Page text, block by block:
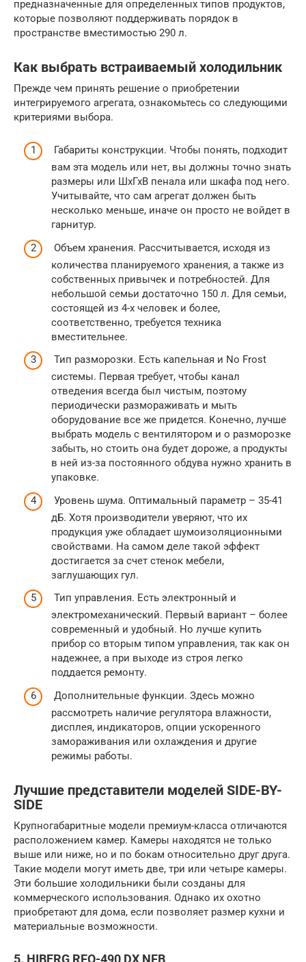
предназначенные для определенных типов продуктов,
которые позволяют поддерживать порядок в
пространстве вместимостью 290 л.
Как выбрать встраиваемый холодильник
Прежде чем принять решение о приобретении
интегрируемого агрегата, ознакомьтесь со следующими
критериями выбора.
Габариты конструкции. Чтобы понять, подходит
вам эта модель или нет, вы должны точно знать
размеры или ШхГхВ пенала или шкафа под него.
Учитывайте, что сам агрегат должен быть
несколько меньше, иначе он просто не войдет в
гарнитур.
Объем хранения. Рассчитывается, исходя из
количества планируемого хранения, а также из
собственных привычек и потребностей. Для
небольшой семьи достаточно 150 л. Для семьи,
состоящей из 4-х человек и более,
соответственно, требуется техника
вместительнее.
Тип разморозки. Есть капельная и No Frost
системы. Первая требует, чтобы канал
отведения всегда был чистым, поэтому
периодически размораживать и мыть
оборудование все же придется. Конечно, лучше
выбрать модель с вентилятором и о разморозке
забыть, но стоить она будет дороже, а продукты
в ней из-за постоянного обдува нужно хранить в
упаковке.
Уровень шума. Оптимальный параметр – 35-41
дБ. Хотя производители уверяют, что их
продукция уже обладает шумоизоляционными
свойствами. На самом деле такой эффект
достигается за счет стенок мебели,
заглушающих гул.
Тип управления. Есть электронный и
электромеханический. Первый вариант – более
современный и удобный. Но лучше купить
прибор со вторым типом управления, так как он
надежнее, а при выходе из строя легко
поддается ремонту.
Дополнительные функции. Здесь можно
рассмотреть наличие регулятора влажности,
дисплея, индикаторов, опции ускоренного
замораживания или охлаждения и другие
режимы работы.
Лучшие представители моделей SIDE-BY-
SIDE
Крупногабаритные модели премиум-класса отличаются
расположением камер. Камеры находятся не только
выше или ниже, но и по бокам относительно друг друга.
Такие модели могут иметь две, три или четыре камеры.
Эти большие холодильники были созданы для
коммерческого использования. Однако их охотно
приобретают для дома, если позволяет размер кухни и
материальные возможности.
5. HIBERG RFQ-490 DX NFB